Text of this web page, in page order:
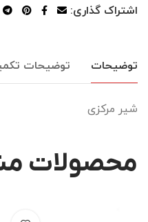
اشتراک گذاری:
توضیحات توضیحات
شیر مرکزی
محصولات